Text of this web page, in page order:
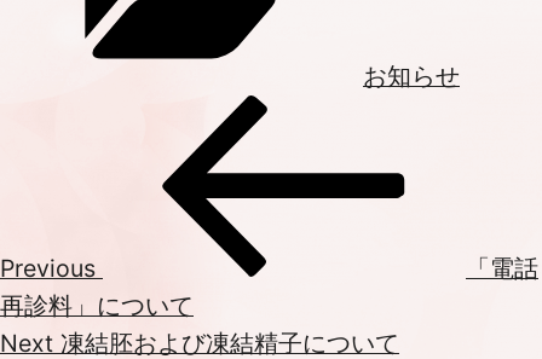
お知らせ
ゲ
ー
シ
Previous
「電話
再診料」について
Next
Next 凍結胚および凍結精子について